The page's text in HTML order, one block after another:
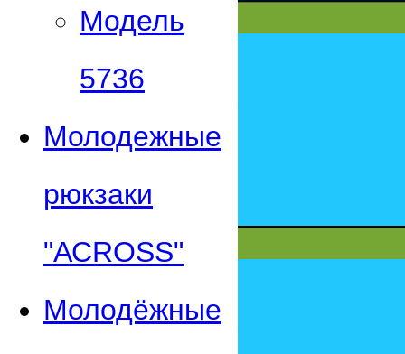
Модель
5736
Молодежные
рюкзаки
"АСROSS"
Молодёжные